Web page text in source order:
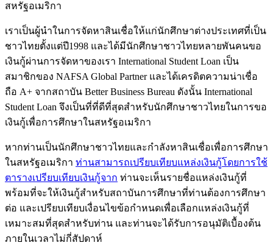
สหรัฐอเมริกา
เราเป็นผู้นำในการจัดหาสินเชื่อให้แก่นักศึกษาต่างประเทศที่เป็น
ชาวไทยตั้งแต่ปี1998 และได้มีนักศึกษาชาวไทยหลายพันคนขอ
เงินกู้ผ่านการจัดหาของเรา International Student Loan เป็น
สมาชิกของ NAFSA Global Partner และได้เครดิตความน่าเชื่อ
ถือ A+ จากสถาบัน Better Business Bureau ดังนั้น International
Student Loan จึงเป็นที่ที่ดีที่สุดสำหรับนักศึกษาชาวไทยในการขอ
เงินกู้เพื่อการศึกษาในสหรัฐอเมริกา
หากท่านเป็นนักศึกษาชาวไทยและกำลังหาสินเชื่อเพื่อการศึกษา
ในสหรัฐอเมริกา ท่านสามารถเปรียบเทียบแหล่งเงินกู้โดยการใช้
ตารางเปรียบเทียบเงินกู้จาก ท่านจะเห็นรายชื่อแหล่งเงินกู้ที่
พร้อมที่จะให้เงินกู้สำหรับสถาบันการศึกษาที่ท่านต้องการศึกษา
ต่อ และเปรียบเทียบเงื่อนไขข้อกำหนดเพื่อเลือกแหล่งเงินกู้ที่
เหมาะสมที่สุดสำหรับท่าน และท่านจะได้รับการอนุมัติเบื้องต้น
ภายในเวลาไม่กี่สัปดาห์